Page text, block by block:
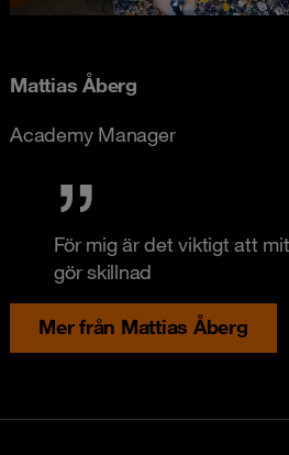
Mattias Åberg
Academy Manager
För mig är det viktigt att
gör skillnad
Mer från Mattias Åberg